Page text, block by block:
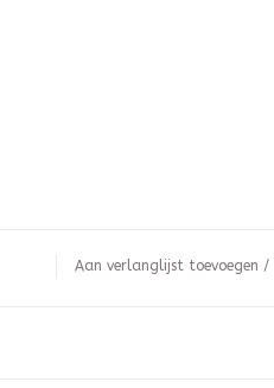
Aan verlanglijst toevoegen /